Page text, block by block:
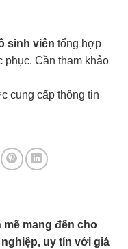
sinh viên tổng hợp
phục. Cần tham khảo
cung cấp thông tin
mang đến cho
uy tín với giá